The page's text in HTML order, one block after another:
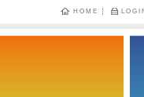
HOME